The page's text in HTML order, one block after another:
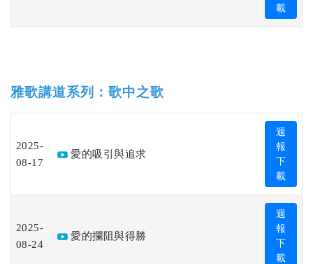
載
雅歌講道系列：歌中之歌
2025-
08-17
愛的吸引與追求
週
報
下
載
2025-
08-24
愛的攔阻與得勝
週
報
下
載